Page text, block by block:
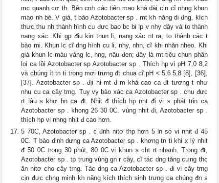
mc quanh cơ th. Bên cnh các tiên mao khá dài cịn cĩ nhng khun
mao nh bé. V già, t bào Azotobacter sp . mt kh năng di đng, kích
thưc thu nh thành hình cu đưc bao bc bi lp v nhy dày và to thành
nang xác. Khi gp điu kin thun li, nang xác nt ra, to thành các t
bào mi. Khun lc cĩ dng hình cu li, nhy, nhn, cĩ khi nhăn nheo. Khi
già khun lc màu vàng lc, hng, nâu đen; đây là mt tiêu chun phân
loi ca lồi Azotobacter sp Azotobacter sp . Thích hp vi pH 7,0 8,2
và chúng ít tn ti trong mơi trưng đt chua cĩ pH < 5,6 5,8 [8], [36],
[37]. Azotobacter sp . địi hi mt đ m khá cao ca đt tương t như
nhu cu ca cây trng. Tuy vy bào xác ca Azotobacter sp . chu đưc
rt lâu s khơ hn ca đt. Nhit đ thích hp nht đi vi s phát trin ca
Azotobacter sp . khong 26 30 0C. vùng nhit đi, Azotobacter sp .
thích hp vi nhng nhit đ cao hơn.
5 70C, Azotobacter sp . c đnh nitơ thp hơn 5 ln so vi nhit đ 45
0C. T bào dinh dưng ca Azotobacter sp . khơng tn ti khi x lý nhit
đ 50 0C trong 30 phút, 80 0C vi khun s cht rt nhanh. Trong đt,
Azotobacter sp . tp trung vùng gn r cây, cĩ tác dng tăng cưng thc
ăn nitơ cho cây trng. Tác dng ca Azotobacter sp . đi vi cây trng
cịn đưc chng minh kh năng kích thích sinh trưng ca chúng đn s